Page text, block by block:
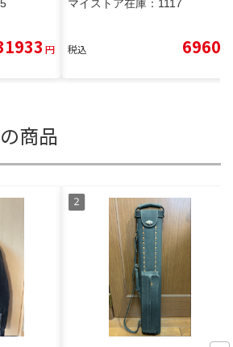
円
マイストア在庫： 1117
税込 6960
商品